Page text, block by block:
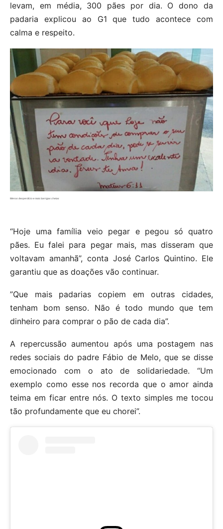
levam, em média, 300 pães por dia. O dono da
padaria explicou ao G1 que tudo acontece com
calma e respeito.
Menos desperdício e mais barrigas cheias
“Hoje uma família veio pegar e pegou só quatro
pães. Eu falei para pegar mais, mas disseram que
voltavam amanhã”, conta José Carlos Quintino. Ele
garantiu que as doações vão continuar.
”Que mais padarias copiem em outras cidades,
tenham bom senso. Não é todo mundo que tem
dinheiro para comprar o pão de cada dia”.
A repercussão aumentou após uma postagem nas
redes sociais do padre Fábio de Melo, que se disse
emocionado com o ato de solidariedade. “Um
exemplo como esse nos recorda que o amor ainda
teima em ficar entre nós. O texto simples me tocou
tão profundamente que eu chorei”.